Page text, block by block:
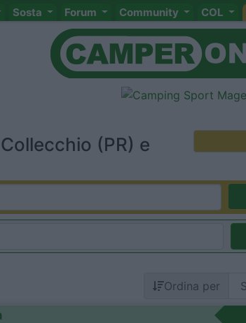
Sosta Forum Community COL
(PR) e
Ordina per